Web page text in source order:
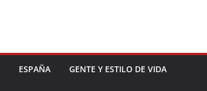
ESPAÑA GENTE Y ESTILO DE VIDA